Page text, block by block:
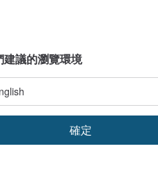
建議的瀏覽環境
確定